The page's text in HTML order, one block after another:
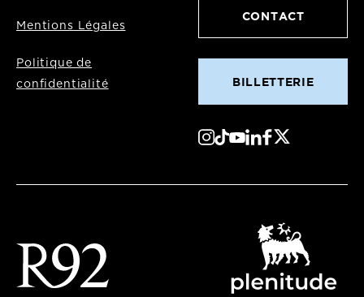
Mentions Légales
Politique de
confidentialité
CONTACT
BILLETTERIE